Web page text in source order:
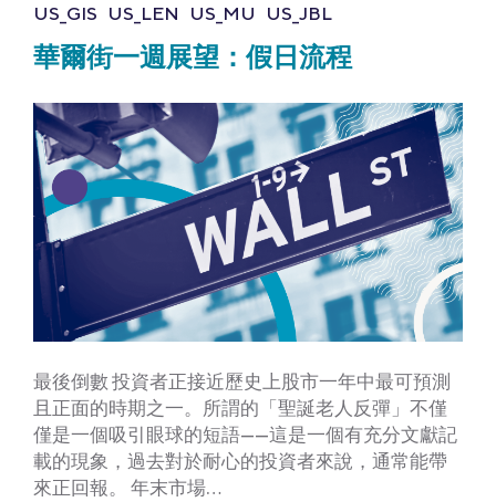
US_GIS US_LEN US_MU US_JBL
華爾街一週展望：假日流程
最後倒數 投資者正接近歷史上股市一年中最可預測
且正面的時期之一。所謂的「聖誕老人反彈」不僅
僅是一個吸引眼球的短語——這是一個有充分文獻記
載的現象，過去對於耐心的投資者來說，通常能帶
來正回報。 年末市場…